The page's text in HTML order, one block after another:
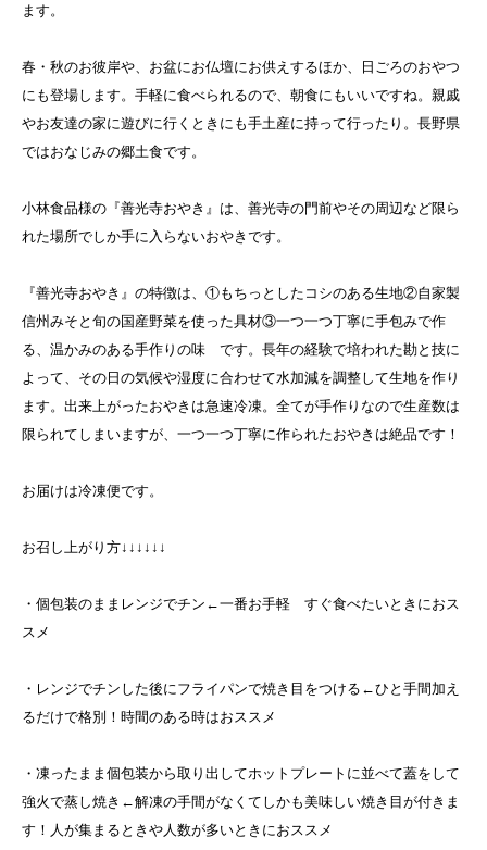
ます。
春・秋のお彼岸や、お盆にお仏壇にお供えするほか、日ごろのおやつ
にも登場します。手軽に食べられるので、朝食にもいいですね。親戚
やお友達の家に遊びに行くときにも手土産に持って行ったり。長野県
ではおなじみの郷土食です。
小林食品様の『善光寺おやき』は、善光寺の門前やその周辺など限ら
れた場所でしか手に入らないおやきです。
『善光寺おやき』の特徴は、①もちっとしたコシのある生地②自家製
信州みそと旬の国産野菜を使った具材③一つ一つ丁寧に手包みで作
る、温かみのある手作りの味 です。長年の経験で培われた勘と技に
よって、その日の気候や湿度に合わせて水加減を調整して生地を作り
ます。出来上がったおやきは急速冷凍。全てが手作りなので生産数は
限られてしまいますが、一つ一つ丁寧に作られたおやきは絶品です！
お届けは冷凍便です。
お召し上がり方↓↓↓↓↓↓
・個包装のままレンジでチン←一番お手軽 すぐ食べたいときにおス
スメ
・レンジでチンした後にフライパンで焼き目をつける←ひと手間加え
るだけで格別！時間のある時はおススメ
・凍ったまま個包装から取り出してホットプレートに並べて蓋をして
強火で蒸し焼き←解凍の手間がなくてしかも美味しい焼き目が付きま
す！人が集まるときや人数が多いときにおススメ